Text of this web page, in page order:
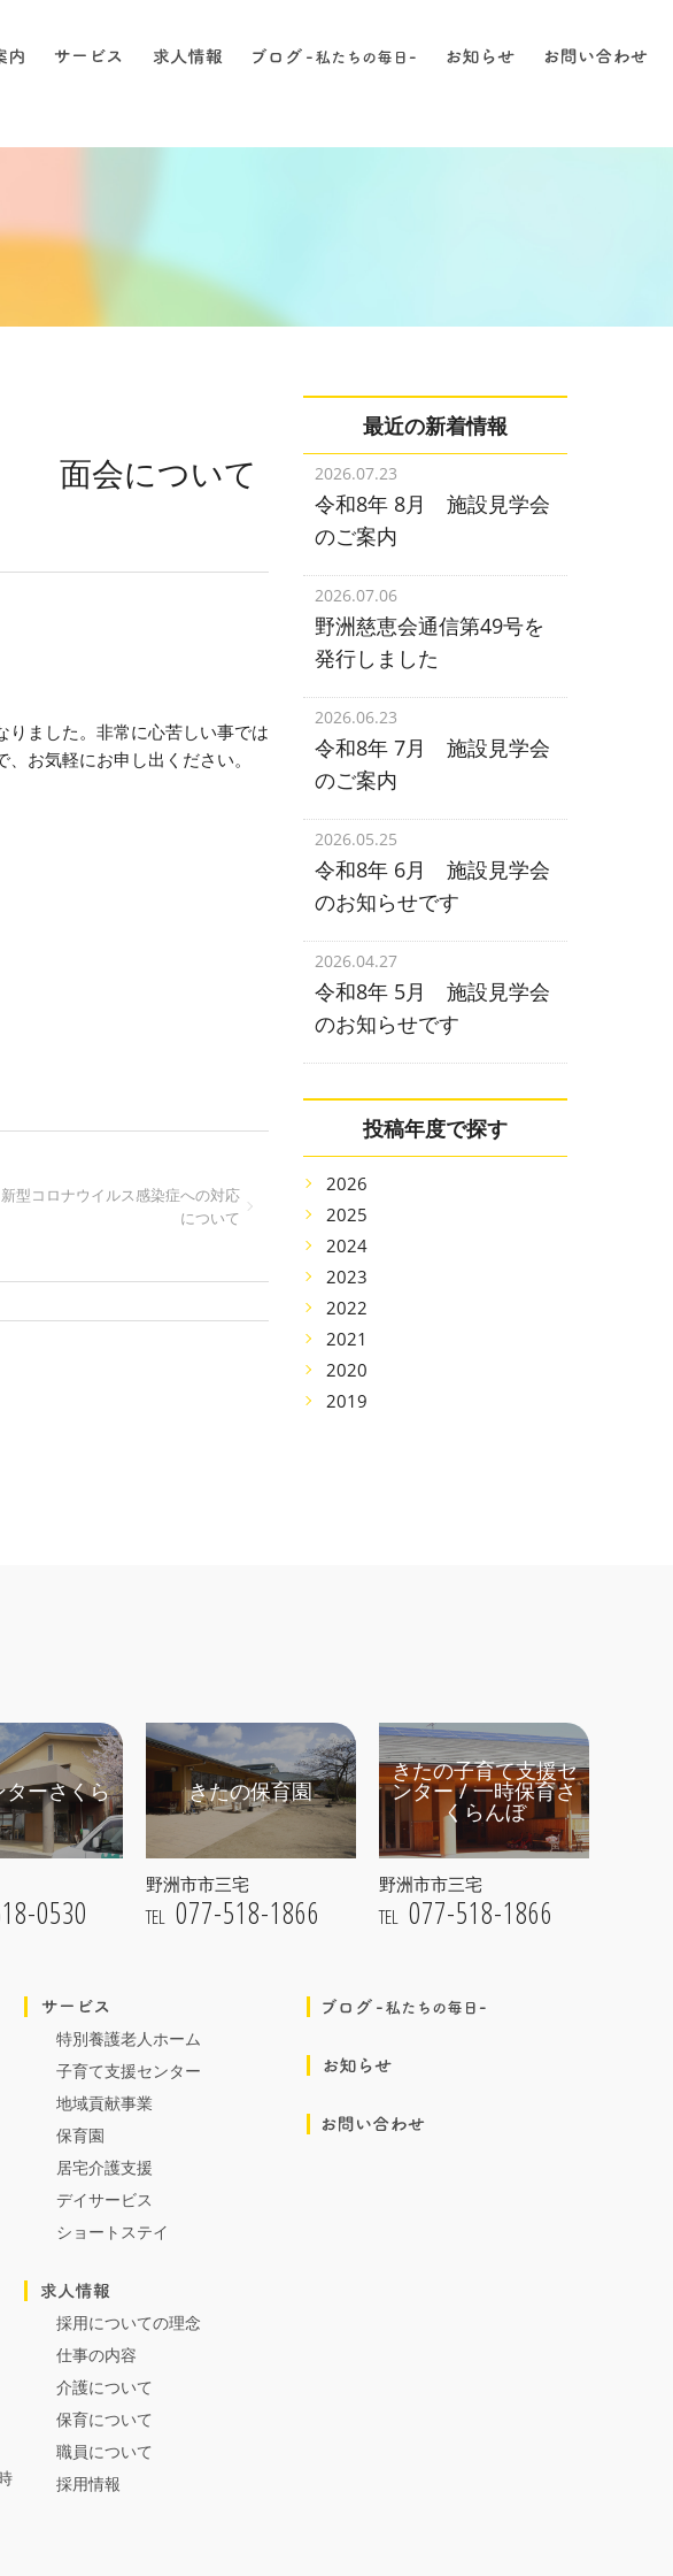
会について
ました。非常に心苦しい事では
お気軽にお申し出ください。
型コロナウイルス感染症への対応
について
最近の新着情報
2026.07.23
令和8年 8月 施設見学会
のご案内
2026.07.06
野洲慈恵会通信第49号を
発行しました
2026.06.23
令和8年 7月 施設見学会
のご案内
2026.05.25
令和8年 6月 施設見学会
のお知らせです
2026.04.27
令和8年 5月 施設見学会
のお知らせです
投稿年度で探す
2026
2025
2024
2023
2022
2021
2020
2019
ターさくら
0530
きたの保育園
野洲市市三宅
TEL 077-518-1866
きたの子育て支援セ
ンター / 一時保育さ
くらんぼ
野洲市市三宅
TEL 077-518-1866
特別養護老人ホーム
子育て支援センター
地域貢献事業
保育園
居宅介護支援
デイサービス
ショートステイ
採用についての理念
仕事の内容
介護について
保育について
職員について
採用情報